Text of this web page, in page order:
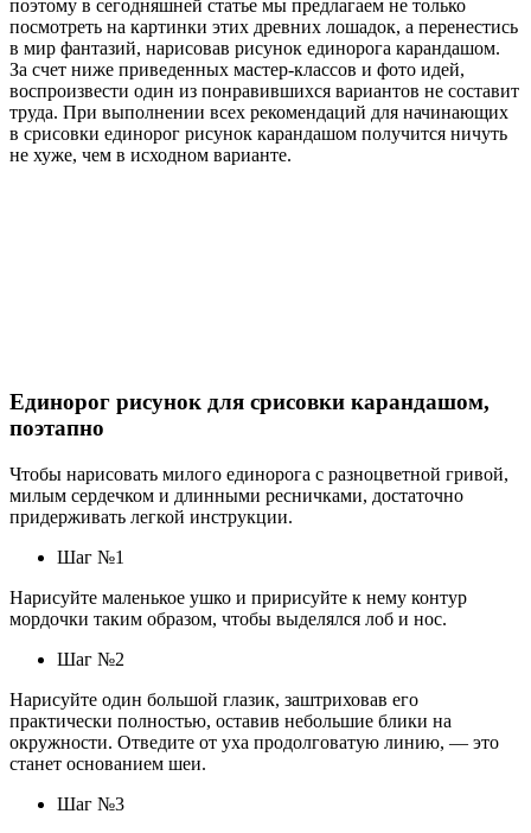
поэтому в сегодняшней статье мы предлагаем не только
посмотреть на картинки этих древних лошадок, а перенестись
в мир фантазий, нарисовав рисунок единорога карандашом.
За счет ниже приведенных мастер-классов и фото идей,
воспроизвести один из понравившихся вариантов не составит
труда. При выполнении всех рекомендаций для начинающих
в срисовки единорог рисунок карандашом получится ничуть
не хуже, чем в исходном варианте.
Единорог рисунок для срисовки карандашом,
поэтапно
Чтобы нарисовать милого единорога с разноцветной гривой,
милым сердечком и длинными ресничками, достаточно
придерживать легкой инструкции.
Шаг №1
Нарисуйте маленькое ушко и пририсуйте к нему контур
мордочки таким образом, чтобы выделялся лоб и нос.
Шаг №2
Нарисуйте один большой глазик, заштриховав его
практически полностью, оставив небольшие блики на
окружности. Отведите от уха продолговатую линию, — это
станет основанием шеи.
Шаг №3